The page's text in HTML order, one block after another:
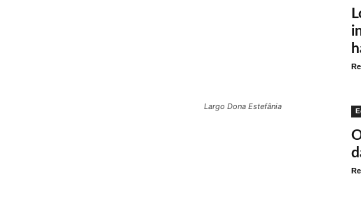
Largo Dona Estefânia